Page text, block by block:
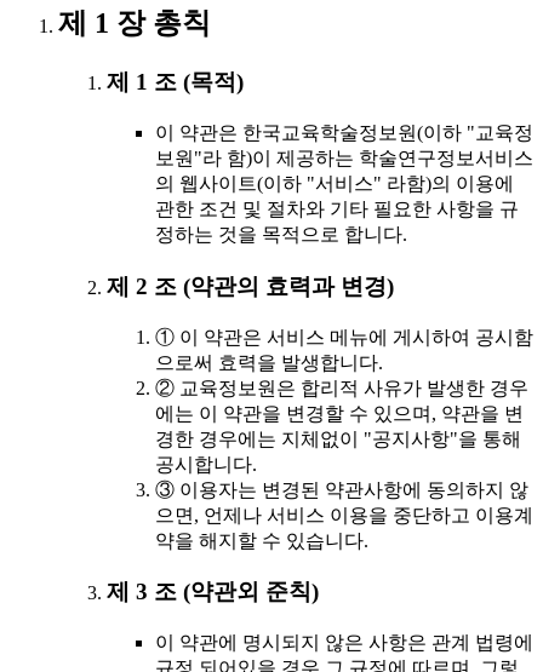
제 1 장 총칙
제 1 조 (목적)
이 약관은 한국교육학술정보원(이하 "교육정
보원"라 함)이 제공하는 학술연구정보서비스
의 웹사이트(이하 "서비스" 라함)의 이용에
관한 조건 및 절차와 기타 필요한 사항을 규
정하는 것을 목적으로 합니다.
제 2 조 (약관의 효력과 변경)
① 이 약관은 서비스 메뉴에 게시하여 공시함
으로써 효력을 발생합니다.
② 교육정보원은 합리적 사유가 발생한 경우
에는 이 약관을 변경할 수 있으며, 약관을 변
경한 경우에는 지체없이 "공지사항"을 통해
공시합니다.
③ 이용자는 변경된 약관사항에 동의하지 않
으면, 언제나 서비스 이용을 중단하고 이용계
약을 해지할 수 있습니다.
제 3 조 (약관외 준칙)
이 약관에 명시되지 않은 사항은 관계 법령에
규정 되어있을 경우 그 규정에 따르며, 그렇